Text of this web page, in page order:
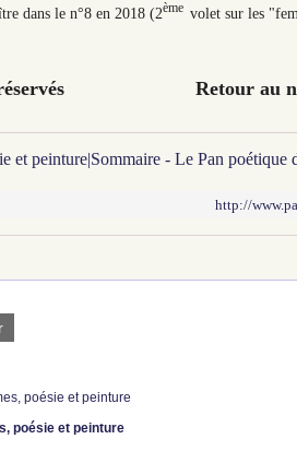
dans le n°8 en 2018 (2ème volet sur les
réservés Retour au
et peinture|Sommaire - Le Pan poétique
http://
poésie et peinture